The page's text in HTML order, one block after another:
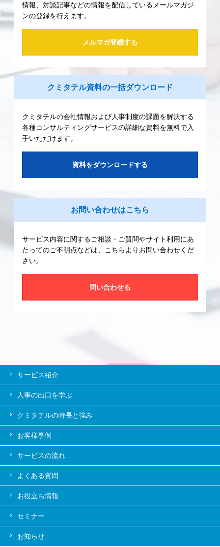
情報、対談記事などの情報を配信しているメールマガジ
ンの登録を行えます。
メルマガ登録する
クミタテル資料の一括ダウンロード
クミタテルの会社情報および人事制度の課題を解決する
各種コンサルティングサービスの詳細な資料を無料で入
手いただけます。
資料をダウンロードする
お問い合わせはこちら
サービス内容に関するご相談・ご質問やサイト利用にあ
たってのご不明点などは、こちらよりお問い合わせくだ
さい。
問い合わせる
サービス紹介
人事の出口を学ぶ
クミタテルの特長と強み
お客様事例
サービスの流れ
よくある質問
お役立ち情報
セミナー
お知らせ